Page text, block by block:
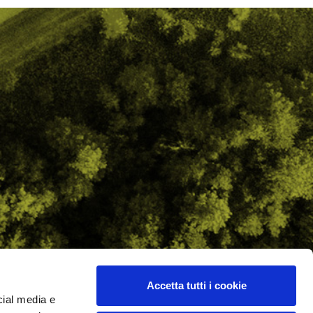
media e
Accetta tutti i cookie